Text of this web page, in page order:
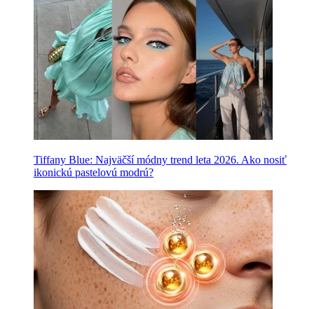
Tiffany Blue: Najväčší módny trend leta 2026. Ako nosiť
ikonickú pastelovú modrú?